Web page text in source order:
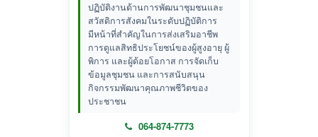
ปฏิบัติงานด้านการพัฒนาชุมชนและ
สวัสดิการสังคมในระดับปฏิบัติการ
มีหน้าที่สำคัญในการส่งเสริมอาชีพ
การดูแลสิทธิประโยชน์ของผู้สูงอายุ ผู้
พิการ และผู้ด้อยโอกาส การจัดเก็บ
ข้อมูลชุมชน และการสนับสนุน
กิจกรรมพัฒนาคุณภาพชีวิตของ
ประชาชน
064-874-7773